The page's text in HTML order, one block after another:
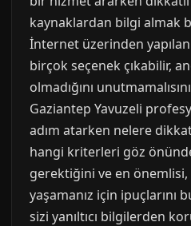
kaynaklardan bilgi almak
İnternet üzerinden
birçok seçenek çıkabilir,
olmadığını
Gaziantep Yavuzeli
adım atarken nelere
hangi kriterleri göz
gerektiğini ve en
yaşamanız için ipuçlarını
sizi yanıltıcı bilgilerden